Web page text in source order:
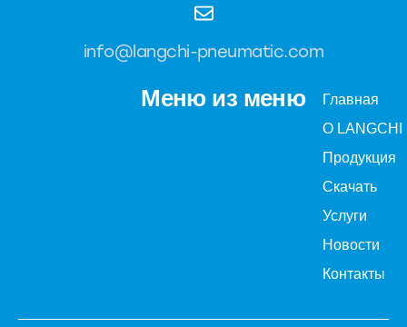
info@langchi-pneumatic.com
Меню из меню
Главная
О LANGCHI
Продукция
Скачать
Услуги
Новости
Контакты